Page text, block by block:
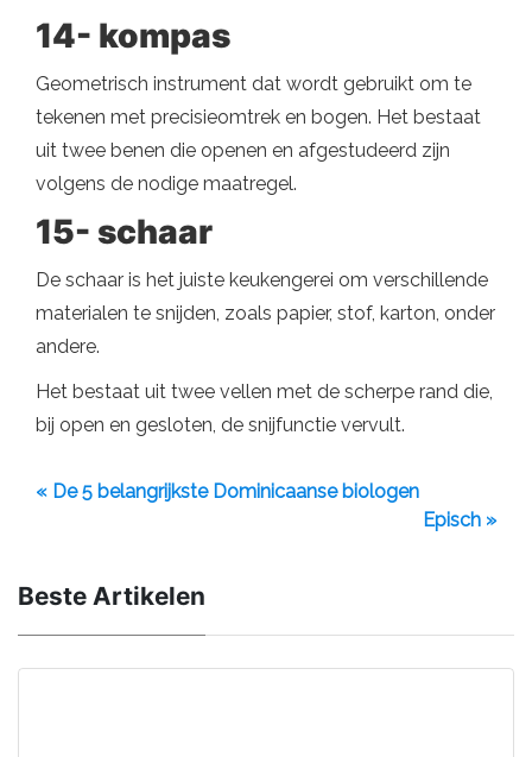
14- kompas
Geometrisch instrument dat wordt gebruikt om te
tekenen met precisieomtrek en bogen. Het bestaat
uit twee benen die openen en afgestudeerd zijn
volgens de nodige maatregel.
15- schaar
De schaar is het juiste keukengerei om verschillende
materialen te snijden, zoals papier, stof, karton, onder
andere.
Het bestaat uit twee vellen met de scherpe rand die,
bij open en gesloten, de snijfunctie vervult.
« De 5 belangrijkste Dominicaanse biologen
Episch »
Beste Artikelen